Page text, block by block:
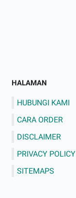
HALAMAN
HUBUNGI KAMI
CARA ORDER
DISCLAIMER
PRIVACY POLICY
SITEMAPS